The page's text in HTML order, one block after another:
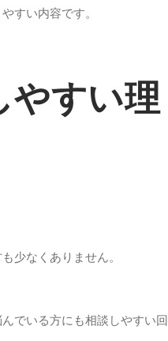
すい内容です。
やすい理
少なくありません。
でいる方にも相談しやすい回